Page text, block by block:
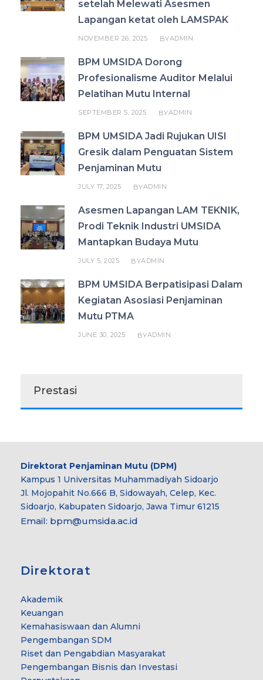
setelah Melewati Asesmen
Lapangan ketat oleh LAMSPAK
NOVEMBER 26, 2025 BYADMIN
BPM UMSIDA Dorong
Profesionalisme Auditor Melalui
Pelatihan Mutu Internal
SEPTEMBER 5, 2025 BYADMIN
BPM UMSIDA Jadi Rujukan UISI
Gresik dalam Penguatan Sistem
Penjaminan Mutu
JULY 17, 2025 BYADMIN
Asesmen Lapangan LAM TEKNIK,
Prodi Teknik Industri UMSIDA
Mantapkan Budaya Mutu
JULY 5, 2025 BYADMIN
BPM UMSIDA Berpatisipasi Dalam
Kegiatan Asosiasi Penjaminan
Mutu PTMA
JUNE 30, 2025 BYADMIN
Prestasi
Direktorat Penjaminan Mutu (DPM)
Kampus 1 Universitas Muhammadiyah Sidoarjo
Jl. Mojopahit No.666 B, Sidowayah, Celep, Kec.
Sidoarjo, Kabupaten Sidoarjo, Jawa Timur 61215
Email: bpm@umsida.ac.id
Direktorat
Akademik
Keuangan
Kemahasiswaan dan Alumni
Pengembangan SDM
Riset dan Pengabdian Masyarakat
Pengembangan Bisnis dan Investasi